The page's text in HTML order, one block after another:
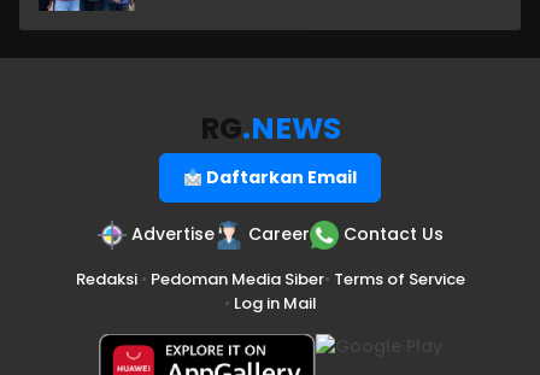
RG.NEWS
Daftarkan Email
Advertise Career Contact Us
Redaksi• Pedoman Media Siber• Terms of Service
• Log in Mail